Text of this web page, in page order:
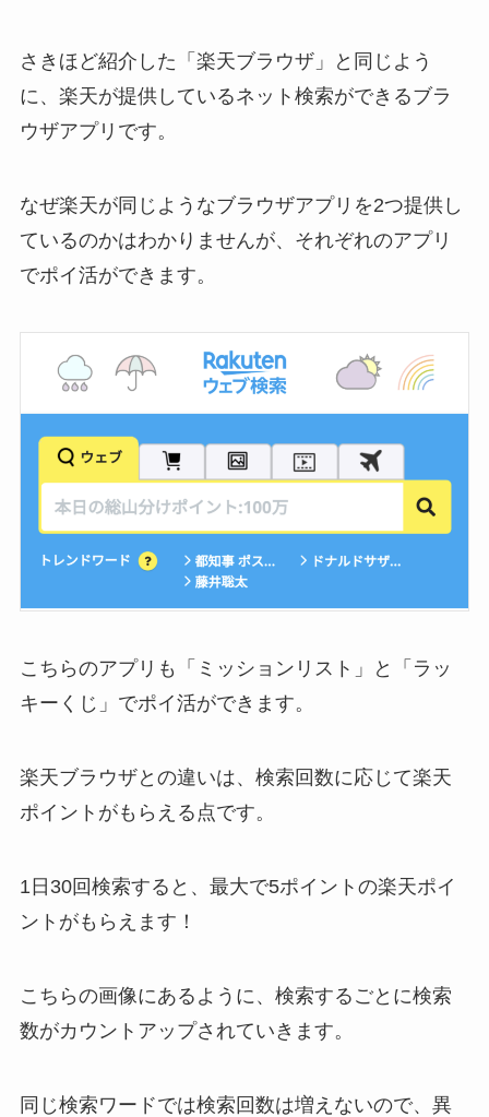
さきほど紹介した「楽天ブラウザ」と同じよう
に、楽天が提供しているネット検索ができるブラ
ウザアプリです。
なぜ楽天が同じようなブラウザアプリを2つ提供し
ているのかはわかりませんが、それぞれのアプリ
でポイ活ができます。
こちらのアプリも「ミッションリスト」と「ラッ
キーくじ」でポイ活ができます。
楽天ブラウザとの違いは、検索回数に応じて楽天
ポイントがもらえる点です。
1日30回検索すると、最大で5ポイントの楽天ポイ
ントがもらえます！
こちらの画像にあるように、検索するごとに検索
数がカウントアップされていきます。
同じ検索ワードでは検索回数は増えないので、異